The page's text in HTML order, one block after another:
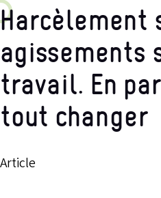
Harcèlement
agissements
travail. En
tout changer
Article